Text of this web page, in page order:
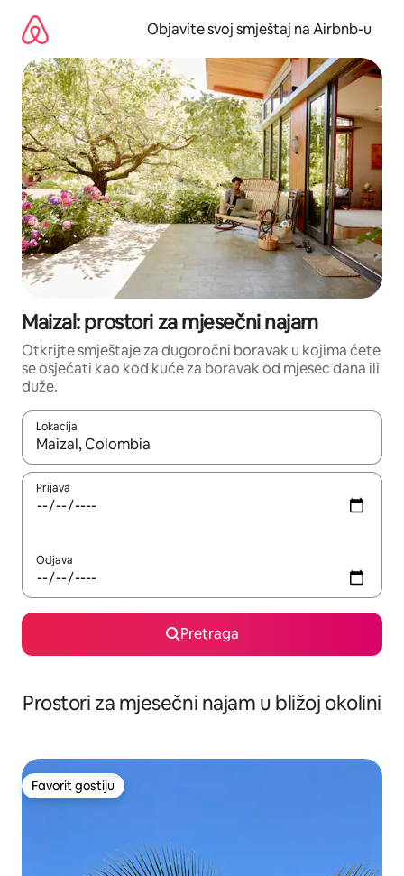
sadržaj
Objavite svoj smještaj na Airbnb-u
Maizal: prostori za mjesečni najam
Otkrijte smještaje za dugoročni boravak u kojima ćete
se osjećati kao kod kuće za boravak od mjesec dana ili
duže.
Lokacija
Kad su rezultati dostupni, možete da se krećete kroz njih
Prijava
Odjava
Pretraga
Prostori za mjesečni najam u bližoj okolini
Favorit gostiju
Favorit gostiju